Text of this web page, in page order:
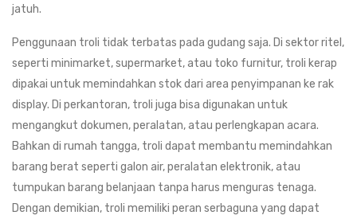
jatuh.
Penggunaan troli tidak terbatas pada gudang saja. Di sektor ritel,
seperti minimarket, supermarket, atau toko furnitur, troli kerap
dipakai untuk memindahkan stok dari area penyimpanan ke rak
display. Di perkantoran, troli juga bisa digunakan untuk
mengangkut dokumen, peralatan, atau perlengkapan acara.
Bahkan di rumah tangga, troli dapat membantu memindahkan
barang berat seperti galon air, peralatan elektronik, atau
tumpukan barang belanjaan tanpa harus menguras tenaga.
Dengan demikian, troli memiliki peran serbaguna yang dapat